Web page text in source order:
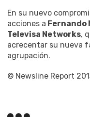
En su nuevo
acciones a Fernando
Televisa Networks,
acrecentar su nueva
agrupación.
© Newsline Report